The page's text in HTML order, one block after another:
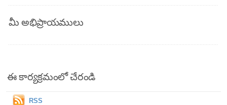
మీ అభిప్రాయములు
ఈ కార్యక్రమంలో చేరండి
RSS